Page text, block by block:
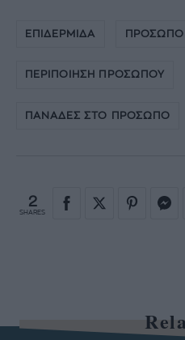
ΕΠΙΔΕΡΜΙΔΑ ΠΡΟΣΩΠΟ
ΠΕΡΙΠΟΙΗΣΗ ΠΡΟΣΩΠΟΥ
ΠΑΝΑΔΕΣ ΣΤΟ ΠΡΟΣΩΠΟ
2
SHARES